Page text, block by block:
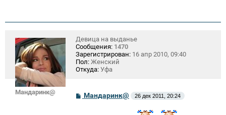
Мандаринк@
Девица на выданье
Сообщения: 1470
Зарегистрирован: 16 апр 2010, 09:40
Пол: Женский
Откуда: Уфа
СМандаринк@ 26 дек 2011, 20:24